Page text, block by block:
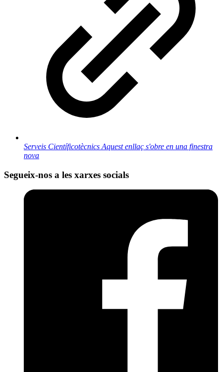
Serveis Científicotècnics Aquest enllaç s'obre en una finestra
nova
Segueix-nos a les xarxes socials